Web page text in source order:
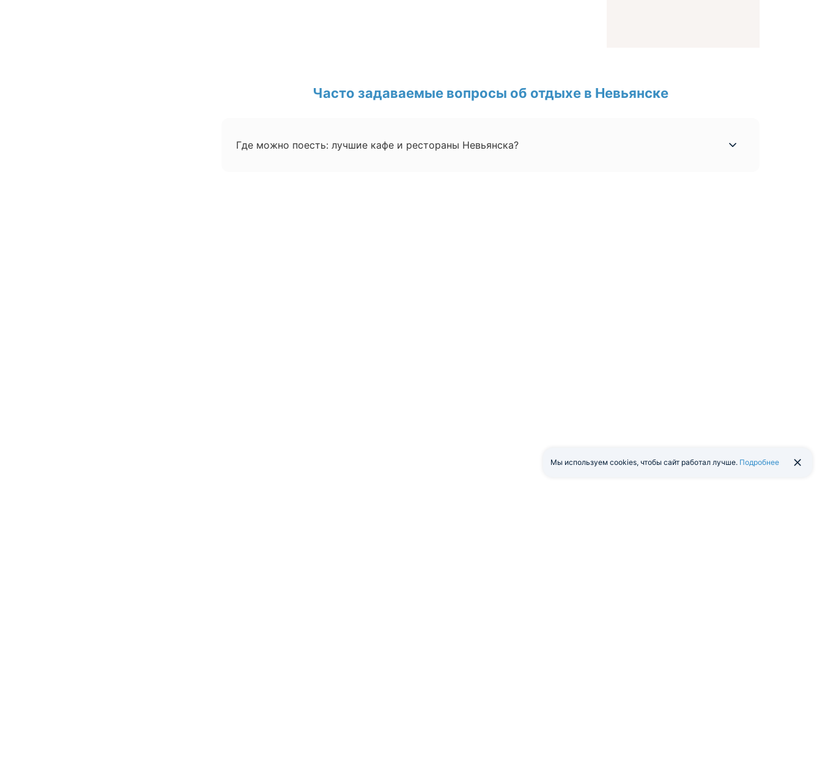
Часто задаваемые вопросы об отдыхе в Невьянске
Где можно поесть: лучшие кафе и рестораны Невьянска?
Мы используем cookies, чтобы сайт работал лучше. Подробнее